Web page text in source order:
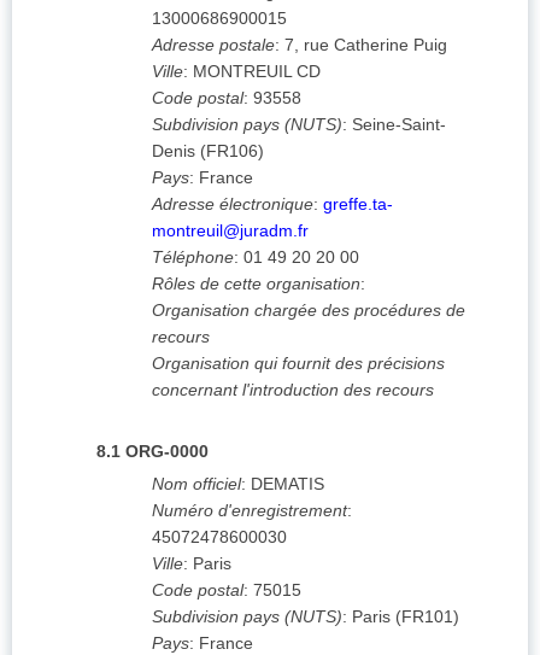
13000686900015
Adresse postale: 7, rue Catherine Puig
Ville: MONTREUIL CD
Code postal: 93558
Subdivision pays (NUTS): Seine-Saint-
Denis (FR106)
Pays: France
Adresse électronique: greffe.ta-
montreuil@juradm.fr
Téléphone: 01 49 20 20 00
Rôles de cette organisation:
Organisation chargée des procédures de
recours
Organisation qui fournit des précisions
concernant l'introduction des recours
8.1 ORG-0000
Nom officiel: DEMATIS
Numéro d'enregistrement:
45072478600030
Ville: Paris
Code postal: 75015
Subdivision pays (NUTS): Paris (FR101)
Pays: France